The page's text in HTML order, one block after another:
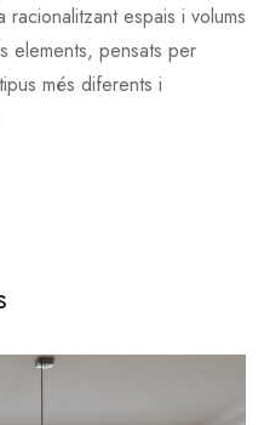
espais i volums
elements, pensats per
més diferents i